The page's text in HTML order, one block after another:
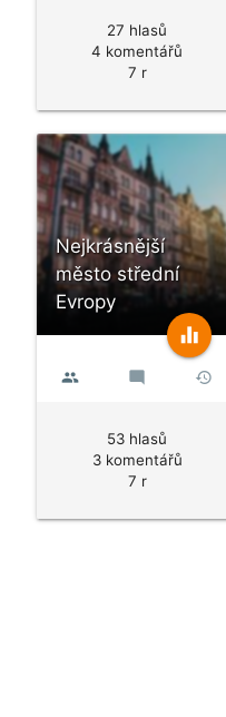
27 hlasů
4 komentářů
7 r
Nejkrásnější
město střední
Evropy
equalizer
people mode_comment history
53 hlasů
3 komentářů
7 r